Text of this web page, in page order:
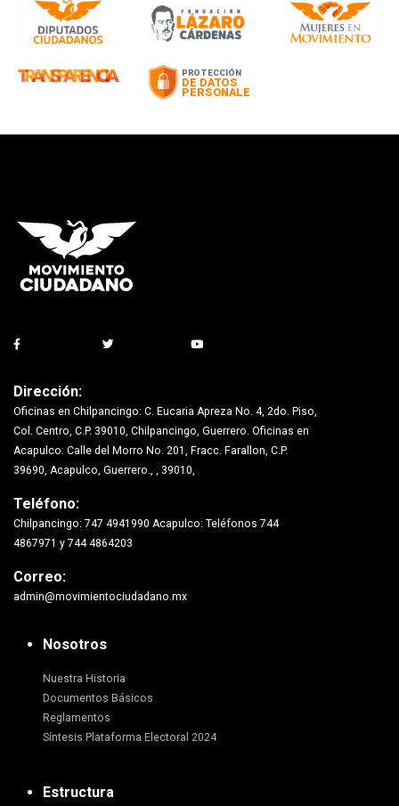
Dirección:
Oficinas en Chilpancingo: C. Eucaria Apreza No. 4, 2do. Piso,
Col. Centro, C.P. 39010, Chilpancingo, Guerrero. Oficinas en
Acapulco: Calle del Morro No. 201, Fracc. Farallon, C.P.
39690, Acapulco, Guerrero., , 39010,
Teléfono:
Chilpancingo: 747 4941990 Acapulco: Teléfonos 744
4867971 y 744 4864203
Correo:
admin@movimientociudadano.mx
Nosotros
Nuestra Historia
Documentos Básicos
Reglamentos
Síntesis Plataforma Electoral 2024
Estructura